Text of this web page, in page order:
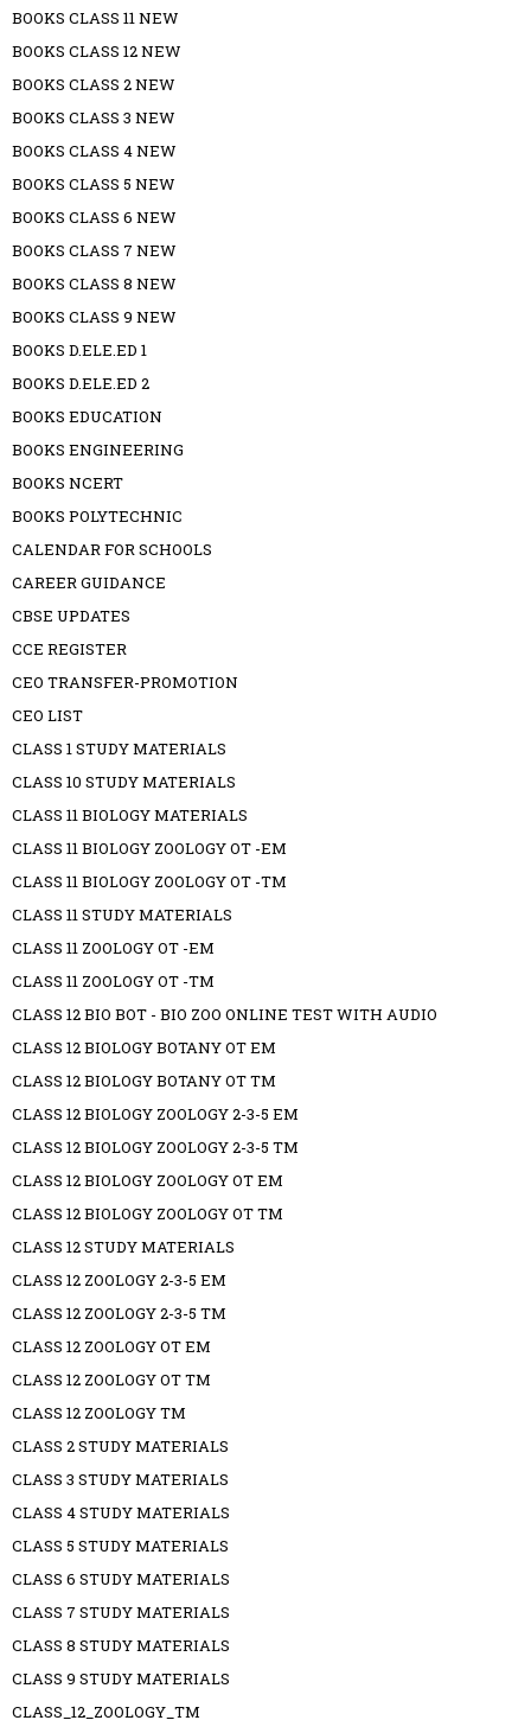
BOOKS CLASS 11 NEW
BOOKS CLASS 12 NEW
BOOKS CLASS 2 NEW
BOOKS CLASS 3 NEW
BOOKS CLASS 4 NEW
BOOKS CLASS 5 NEW
BOOKS CLASS 6 NEW
BOOKS CLASS 7 NEW
BOOKS CLASS 8 NEW
BOOKS CLASS 9 NEW
BOOKS D.ELE.ED 1
BOOKS D.ELE.ED 2
BOOKS EDUCATION
BOOKS ENGINEERING
BOOKS NCERT
BOOKS POLYTECHNIC
CALENDAR FOR SCHOOLS
CAREER GUIDANCE
CBSE UPDATES
CCE REGISTER
CEO TRANSFER-PROMOTION
CEO LIST
CLASS 1 STUDY MATERIALS
CLASS 10 STUDY MATERIALS
CLASS 11 BIOLOGY MATERIALS
CLASS 11 BIOLOGY ZOOLOGY OT -EM
CLASS 11 BIOLOGY ZOOLOGY OT -TM
CLASS 11 STUDY MATERIALS
CLASS 11 ZOOLOGY OT -EM
CLASS 11 ZOOLOGY OT -TM
CLASS 12 BIO BOT - BIO ZOO ONLINE TEST WITH AUDIO
CLASS 12 BIOLOGY BOTANY OT EM
CLASS 12 BIOLOGY BOTANY OT TM
CLASS 12 BIOLOGY ZOOLOGY 2-3-5 EM
CLASS 12 BIOLOGY ZOOLOGY 2-3-5 TM
CLASS 12 BIOLOGY ZOOLOGY OT EM
CLASS 12 BIOLOGY ZOOLOGY OT TM
CLASS 12 STUDY MATERIALS
CLASS 12 ZOOLOGY 2-3-5 EM
CLASS 12 ZOOLOGY 2-3-5 TM
CLASS 12 ZOOLOGY OT EM
CLASS 12 ZOOLOGY OT TM
CLASS 12 ZOOLOGY TM
CLASS 2 STUDY MATERIALS
CLASS 3 STUDY MATERIALS
CLASS 4 STUDY MATERIALS
CLASS 5 STUDY MATERIALS
CLASS 6 STUDY MATERIALS
CLASS 7 STUDY MATERIALS
CLASS 8 STUDY MATERIALS
CLASS 9 STUDY MATERIALS
CLASS_12_ZOOLOGY_TM